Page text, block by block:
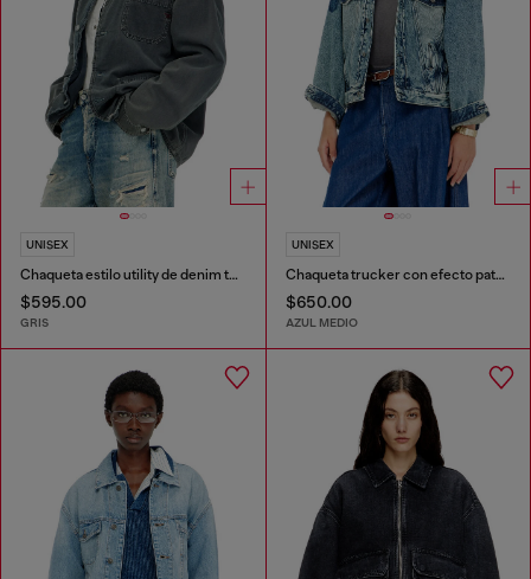
UNISEX
Chaqueta estilo utility de denim teñido
$595.00
GRIS
UNISEX
Chaqueta trucker con efecto patch
$650.00
AZUL MEDIO